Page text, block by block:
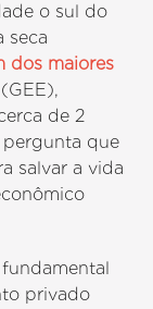
o sul do
seca
dos maiores
(GEE),
de 2
pergunta que
salvar a vida
privado